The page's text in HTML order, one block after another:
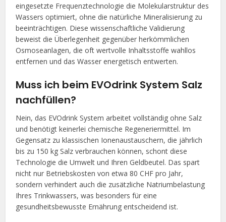
eingesetzte Frequenztechnologie die Molekularstruktur des
Wassers optimiert, ohne die natürliche Mineralisierung zu
beeinträchtigen. Diese wissenschaftliche Validierung
beweist die Überlegenheit gegenüber herkömmlichen
Osmoseanlagen, die oft wertvolle Inhaltsstoffe wahllos
entfernen und das Wasser energetisch entwerten.
Muss ich beim EVOdrink System Salz
nachfüllen?
Nein, das EVOdrink System arbeitet vollständig ohne Salz
und benötigt keinerlei chemische Regeneriermittel. Im
Gegensatz zu klassischen Ionenaustauschern, die jährlich
bis zu 150 kg Salz verbrauchen können, schont diese
Technologie die Umwelt und Ihren Geldbeutel. Das spart
nicht nur Betriebskosten von etwa 80 CHF pro Jahr,
sondern verhindert auch die zusätzliche Natriumbelastung
Ihres Trinkwassers, was besonders für eine
gesundheitsbewusste Ernährung entscheidend ist.